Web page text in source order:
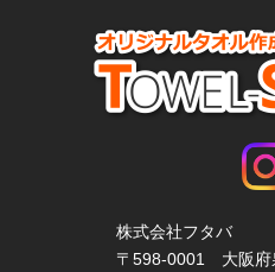
株式会社フタバ
〒598-0001 大阪府